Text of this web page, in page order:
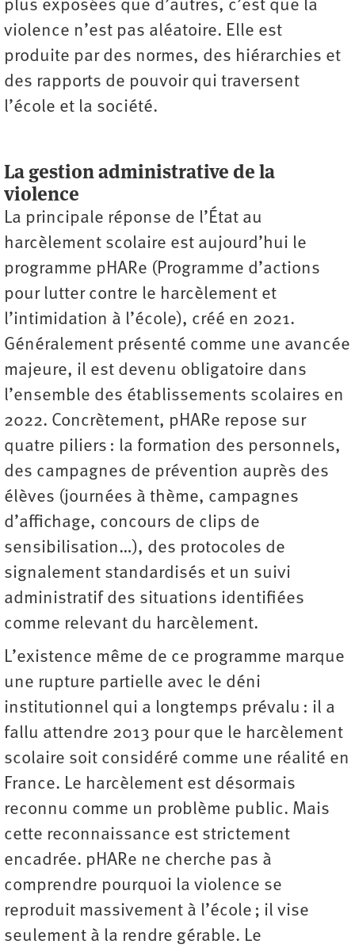
plus exposées que d’autres, c’est que la
violence n’est pas aléatoire. Elle est
produite par des normes, des hiérarchies et
des rapports de pouvoir qui traversent
l’école et la société.
La gestion administrative de la
violence
La principale réponse de l’État au
harcèlement scolaire est aujourd’hui le
programme pHARe (Programme d’actions
pour lutter contre le harcèlement et
l’intimidation à l’école), créé en 2021.
Généralement présenté comme une avancée
majeure, il est devenu obligatoire dans
l’ensemble des établissements scolaires en
2022. Concrètement, pHARe repose sur
quatre piliers : la formation des personnels,
des campagnes de prévention auprès des
élèves (journées à thème, campagnes
d’affichage, concours de clips de
sensibilisation…), des protocoles de
signalement standardisés et un suivi
administratif des situations identifiées
comme relevant du harcèlement.
L’existence même de ce programme marque
une rupture partielle avec le déni
institutionnel qui a longtemps prévalu : il a
fallu attendre 2013 pour que le harcèlement
scolaire soit considéré comme une réalité en
France. Le harcèlement est désormais
reconnu comme un problème public. Mais
cette reconnaissance est strictement
encadrée. pHARe ne cherche pas à
comprendre pourquoi la violence se
reproduit massivement à l’école ; il vise
seulement à la rendre gérable. Le